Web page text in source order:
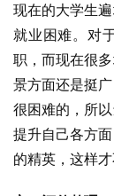
现在的大学生
就业困难。对
职，而现在很
景方面还是挺
很困难的，所
提升自己各方
的精英，这样